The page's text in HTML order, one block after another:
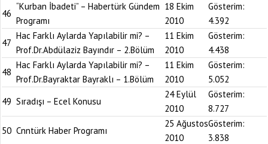
46
“Kurban İbadeti” – Habertürk Gündem
Programı
18 Ekim
2010
Gösterim:
4.392
47
Hac Farklı Aylarda Yapılabilir mi? –
Prof.Dr.Abdülaziz Bayındır – 2.Bölüm
11 Ekim
2010
Gösterim:
4.438
48
Hac Farklı Aylarda Yapılabilir mi? –
Prof.Dr.Bayraktar Bayraklı – 1.Bölüm
11 Ekim
2010
Gösterim:
5.052
49 Sıradışı – Ecel Konusu
24 Eylül
2010
Gösterim:
8.727
50 Cnntürk Haber Programı
25 Ağustos
2010
Gösterim:
3.838